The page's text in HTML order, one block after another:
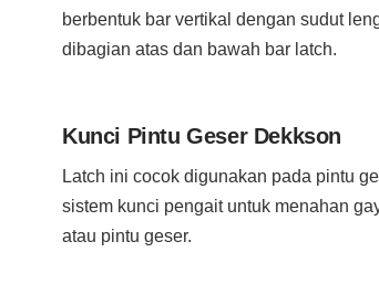
berbentuk bar vertikal dengan sudut
dibagian atas dan bawah bar latch.
Kunci Pintu Geser Dekkson
Latch ini cocok digunakan pada pintu
sistem kunci pengait untuk menahan
atau pintu geser.